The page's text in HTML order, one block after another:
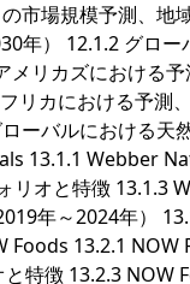
市場規模予測、地
年） 12.1.2 グロー
リカズにおける予
リカにおける予測
ーバルにおける天
13.1.1 Webber
リオと特徴 13.1.3
年～2024年）
13.2.1 NOW
特徴 13.2.3 NOW